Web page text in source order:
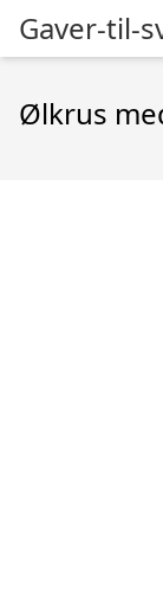
Gaver-til-
Ølkrus